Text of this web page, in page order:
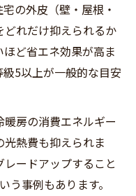
の外皮（壁・屋根・
れだけ抑えられるか
ど省エネ効果が高ま
5以上が一般的な目安
房の消費エネルギー
熱費も抑えられま
ードアップすること
う事例もあります。